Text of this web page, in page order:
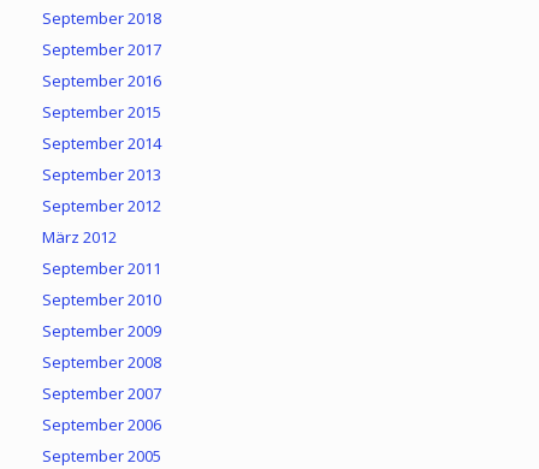
September 2018
September 2017
September 2016
September 2015
September 2014
September 2013
September 2012
März 2012
September 2011
September 2010
September 2009
September 2008
September 2007
September 2006
September 2005